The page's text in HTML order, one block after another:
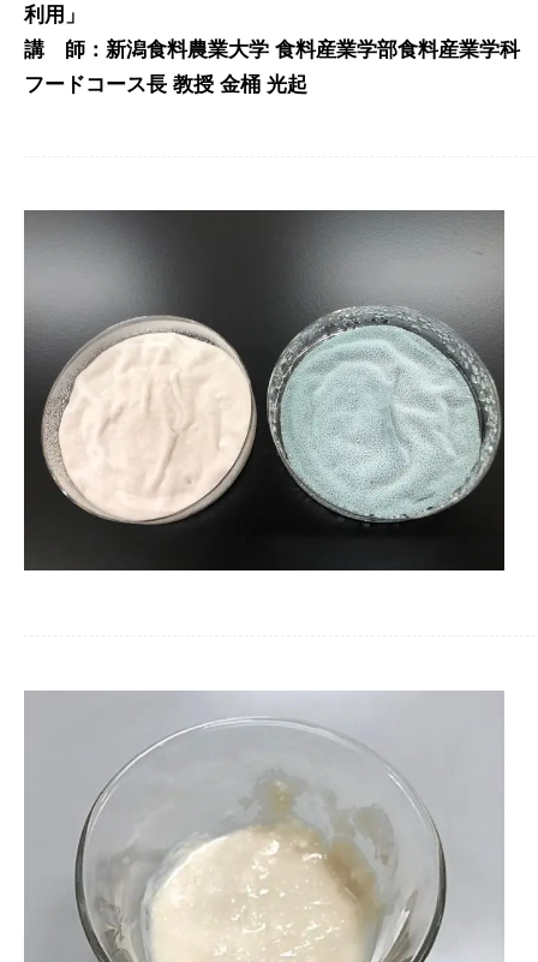
利用」
講 師：新潟食料農業大学 食料産業学部食料産業学科
フードコース長 教授 金桶 光起